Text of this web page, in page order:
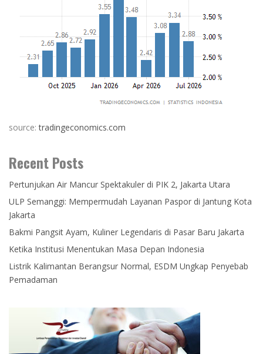
source:tradingeconomics.com
Recent Posts
Pertunjukan Air Mancur Spektakuler di PIK 2, Jakarta Utara
ULP Semanggi: Mempermudah Layanan Paspor di Jantung Kota
Jakarta
Bakmi Pangsit Ayam, Kuliner Legendaris di Pasar Baru Jakarta
Ketika Institusi Menentukan Masa Depan Indonesia
Listrik Kalimantan Berangsur Normal, ESDM Ungkap Penyebab
Pemadaman